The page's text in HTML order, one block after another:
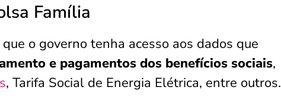
Família
o governo tenha acesso aos dados que
e pagamentos dos benefícios sociais,
, Tarifa Social de Energia Elétrica, entre outros.